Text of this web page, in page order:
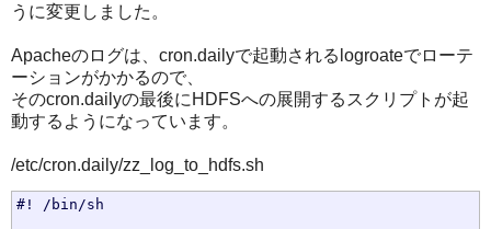
うに変更しました。
Apacheのログは、cron.dailyで起動されるlogroateでローテ
ーションがかかるので、
そのcron.dailyの最後にHDFSへの展開するスクリプトが起
動するようになっています。
/etc/cron.daily/zz_log_to_hdfs.sh
#! /bin/sh